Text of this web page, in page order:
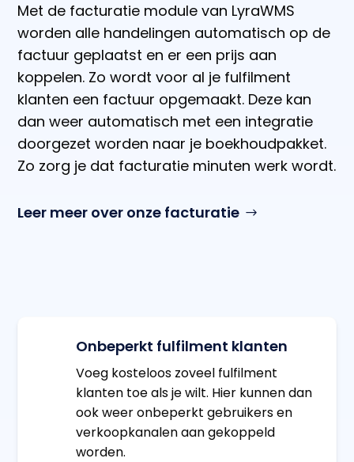
Met de facturatie module van LyraWMS
worden alle handelingen automatisch op de
factuur geplaatst en er een prijs aan
koppelen. Zo wordt voor al je fulfilment
klanten een factuur opgemaakt. Deze kan
dan weer automatisch met een integratie
doorgezet worden naar je boekhoudpakket.
Zo zorg je dat facturatie minuten werk wordt.
Leer meer over onze facturatie
Onbeperkt fulfilment klanten
Voeg kosteloos zoveel fulfilment
klanten toe als je wilt. Hier kunnen dan
ook weer onbeperkt gebruikers en
verkoopkanalen aan gekoppeld
worden.